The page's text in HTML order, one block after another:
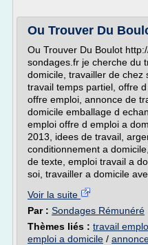
Ou Trouver Du
Ou Trouver Du Boulot
sondages.fr je cherche du
domicile, travailler de chez
travail temps partiel, offre d
offre emploi, annonce de
domicile emballage d
emploi offre d emploi a
2013, idees de travail,
conditionnement a
de texte, emploi travail a
soi, travailler a domicile
Voir la suite
Par : Sondages Rémunéré
Thèmes liés : travail
emploi a domicile /